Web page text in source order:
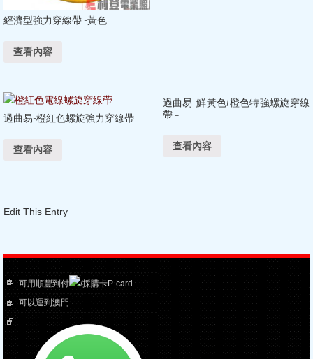
經濟型強力穿線帶 -黃色
查看內容
過曲易-橙紅色螺旋強力穿線帶
查看內容
過曲易-鮮黃色/橙色特強螺旋穿線
帶 –
查看內容
Edit This Entry
可用順豐到付
/採購卡P-card
可以運到澳門